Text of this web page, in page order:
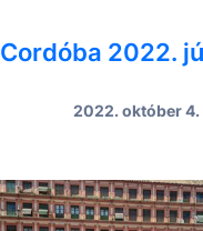
Cordóba 2022.
2022. október 4.